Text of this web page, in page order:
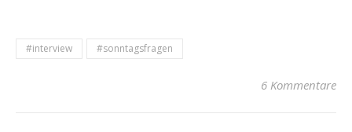
#interview #sonntagsfragen
6 Kommentare